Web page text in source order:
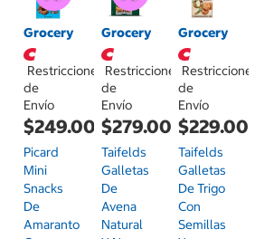
Grocery
Restricciones
de
Envío
$249.00
Picard
Mini
Snacks
De
Amaranto
Grocery
Restricciones
de
Envío
$279.00
Taifelds
Galletas
De
Avena
Natural
Grocery
Restricciones
de
Envío
$229.00
Taifelds
Galletas
De Trigo
Con
Semillas